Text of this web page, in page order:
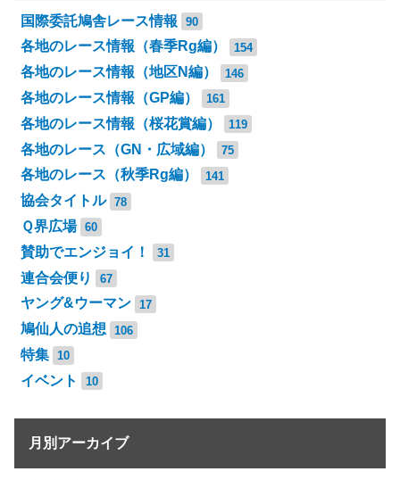
国際委託鳩舎レース情報 90
各地のレース情報（春季Rg編） 154
各地のレース情報（地区N編） 146
各地のレース情報（GP編） 161
各地のレース情報（桜花賞編） 119
各地のレース（GN・広域編） 75
各地のレース（秋季Rg編） 141
協会タイトル 78
Ｑ界広場 60
賛助でエンジョイ！ 31
連合会便り 67
ヤング&ウーマン 17
鳩仙人の追想 106
特集 10
イベント 10
月別アーカイブ